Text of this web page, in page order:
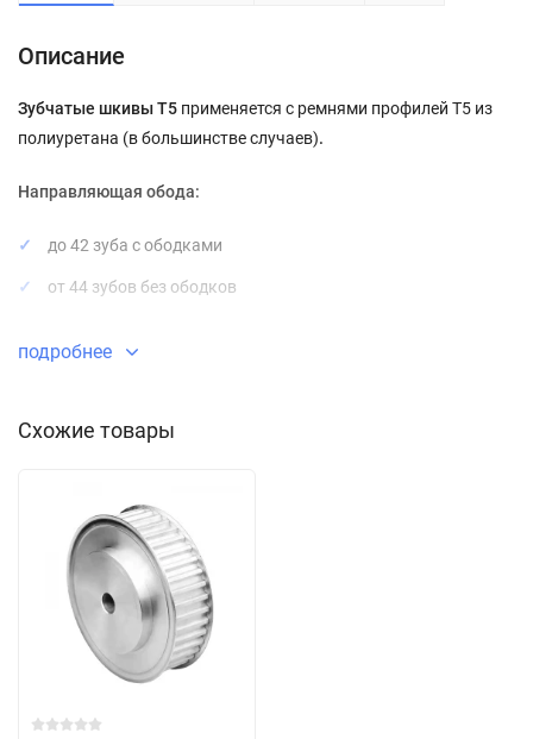
Описание
Зубчатые шкивы Т5 применяется с ремнями профилей Т5 из
полиуретана (в большинстве случаев).
Направляющая обода:
до 42 зуба с ободками
от 44 зубов без ободков
Зубчатые шкивы отличаются по способу монтажа,
под расточку посадку
Отличие заключается в том, что в первом случае заказчик
получает шкив с предварительно подготовленным отверстием
небольшого диаметра и растачивает его до необходимого ему
посадочного диаметра. Во втором случае, заказчик получает
шкив с отверстием под коническую втулку. Коническая втулка
приобретается дополнительно и выбирается конкретно под
подробнее
Схожие товары